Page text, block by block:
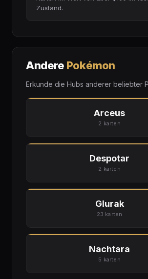
Zustand.
Andere Pokémon
Erkunde die Hubs anderer beliebter
Arceus
2 karten
Despotar
2 karten
Glurak
23 karten
Nachtara
5 karten